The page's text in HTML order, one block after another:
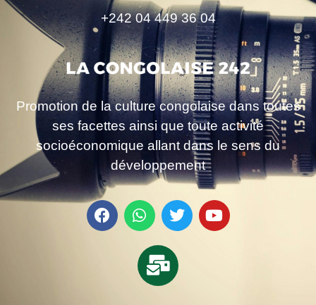
+242 04 449 36 04
Promotion de la culture congolaise dans toutes
ses facettes ainsi que toute activité
socioéconomique allant dans le sens du
développement